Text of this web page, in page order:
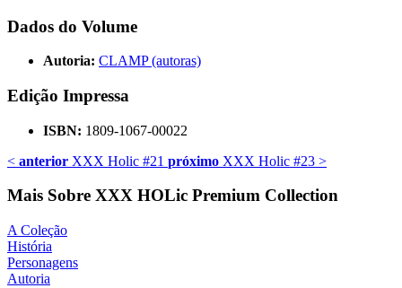
Dados do Volume
Autoria: CLAMP (autoras)
Edição Impressa
ISBN: 1809-1067-00022
< anterior XXX Holic #21 próximo XXX Holic #23 >
Mais Sobre XXX HOLic Premium Collection
A Coleção
História
Personagens
Autoria